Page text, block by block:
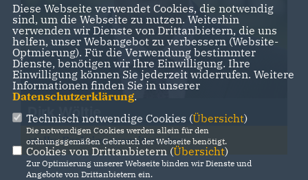
Dirk Wöltje
stellv. Fraktionsvorsitzender
Diese Webseite verwendet Cookies, die notwendig
sind, um die Webseite zu nutzen. Weiterhin
verwenden wir Dienste von Drittanbietern, die uns
helfen, unser Webangebot zu verbessern (Website-
Optmierung). Für die Verwendung bestimmter
Dienste, benötigen wir Ihre Einwilligung. Ihre
Einwilligung können Sie jederzeit widerrufen. Weitere
Informationen finden Sie in unserer
Datenschutzerklärung.
Technisch notwendige Cookies (Übersicht)
Die notwendigen Cookies werden allein für den
ordnungsgemäßen Gebrauch der Webseite benötigt.
Cookies von Drittanbietern (Übersicht)
Zur Optimierung unserer Webseite binden wir Dienste und
Angebote von Drittanbietern ein.